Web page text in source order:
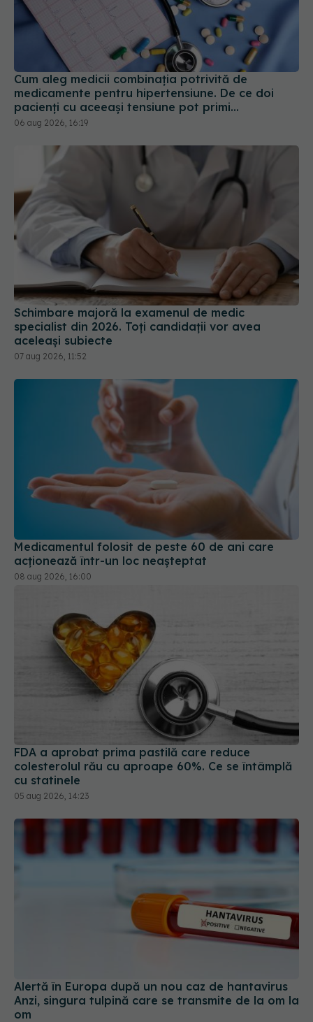
Cum aleg medicii combinația potrivită de
medicamente pentru hipertensiune. De ce doi
pacienți cu aceeași tensiune pot primi
tratamente diferite
06 aug 2026, 16:19
Schimbare majoră la examenul de medic
specialist din 2026. Toți candidații vor avea
aceleași subiecte
07 aug 2026, 11:52
Medicamentul folosit de peste 60 de ani care
acționează într-un loc neașteptat
08 aug 2026, 16:00
FDA a aprobat prima pastilă care reduce
colesterolul rău cu aproape 60%. Ce se întâmplă
cu statinele
05 aug 2026, 14:23
Alertă în Europa după un nou caz de hantavirus
Anzi, singura tulpină care se transmite de la om la
om